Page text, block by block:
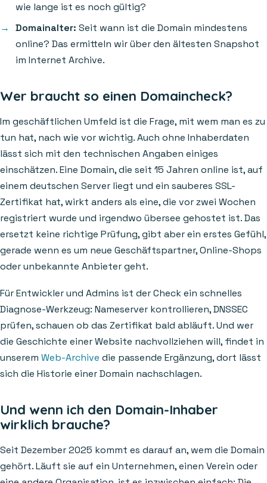
wie lange ist es noch gültig?
Domainalter: Seit wann ist die Domain mindestens
online? Das ermitteln wir über den ältesten Snapshot
im Internet Archive.
Wer braucht so einen Domaincheck?
Im geschäftlichen Umfeld ist die Frage, mit wem man es zu
tun hat, nach wie vor wichtig. Auch ohne Inhaberdaten
lässt sich mit den technischen Angaben einiges
einschätzen. Eine Domain, die seit 15 Jahren online ist, auf
einem deutschen Server liegt und ein sauberes SSL-
Zertifikat hat, wirkt anders als eine, die vor zwei Wochen
registriert wurde und irgendwo übersee gehostet ist. Das
ersetzt keine richtige Prüfung, gibt aber ein erstes Gefühl,
gerade wenn es um neue Geschäftspartner, Online-Shops
oder unbekannte Anbieter geht.
Für Entwickler und Admins ist der Check ein schnelles
Diagnose-Werkzeug: Nameserver kontrollieren, DNSSEC
prüfen, schauen ob das Zertifikat bald abläuft. Und wer
die Geschichte einer Website nachvollziehen will, findet in
unserem Web-Archive die passende Ergänzung, dort lässt
sich die Historie einer Domain nachschlagen.
Und wenn ich den Domain-Inhaber
wirklich brauche?
Seit Dezember 2025 kommt es darauf an, wem die Domain
gehört. Läuft sie auf ein Unternehmen, einen Verein oder